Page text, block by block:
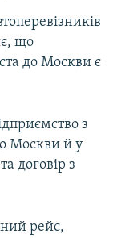
що
до Москви є
з
Москви й у
договір з
рейс,